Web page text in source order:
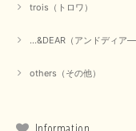
trois（トロワ）
...&DEAR（アンドディア―
others（その他）